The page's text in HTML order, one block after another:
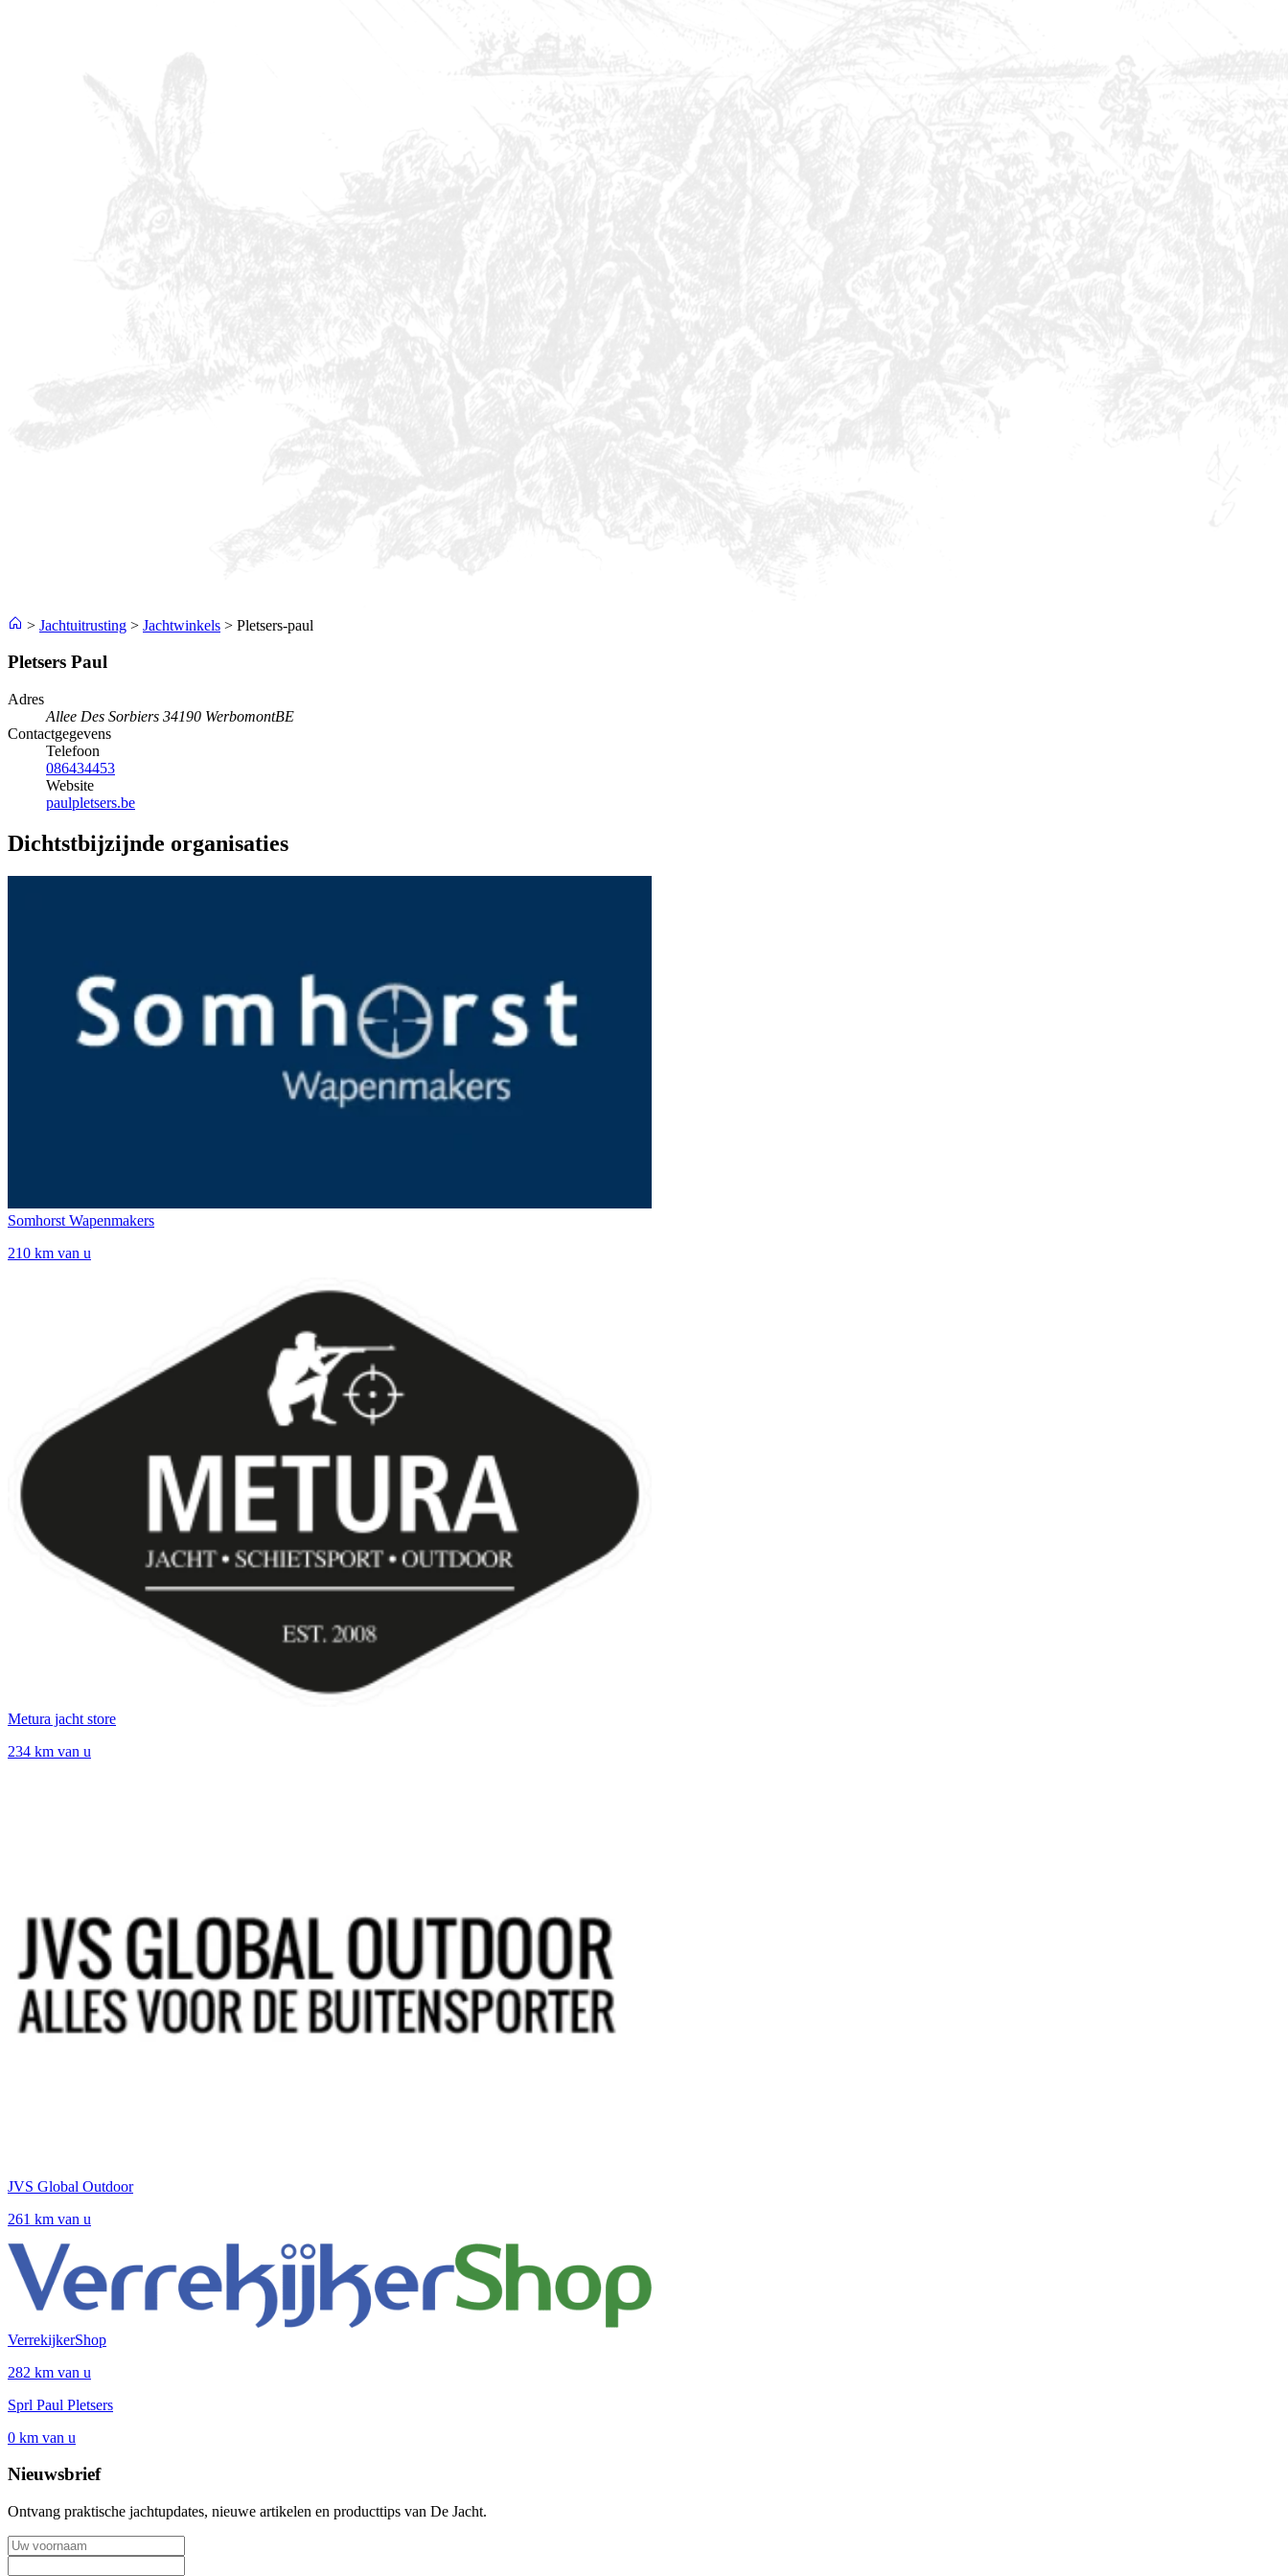
> Jachtuitrusting > Jachtwinkels > Pletsers-paul
Pletsers Paul
Adres
Allee Des Sorbiers 34190 WerbomontBE
Contactgegevens
Telefoon
086434453
Website
paulpletsers.be
Dichtstbijzijnde organisaties
Somhorst Wapenmakers
210 km van u
Metura jacht store
234 km van u
JVS Global Outdoor
261 km van u
VerrekijkerShop
282 km van u
Sprl Paul Pletsers
0 km van u
Nieuwsbrief
Ontvang praktische jachtupdates, nieuwe artikelen en producttips van De Jacht.